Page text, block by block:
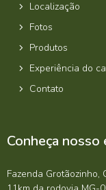
Localização
Fotos
Produtos
Experiência do
Contato
Conheça nosso
Fazenda Grotãozinho,